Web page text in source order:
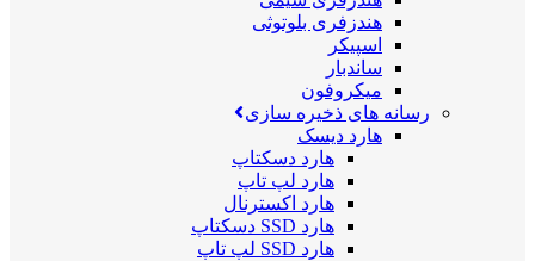
هندزفری بلوتوثی
اسپیکر
ساندبار
میکروفون
رسانه های ذخیره سازی
هارد دیسک
هارد دسکتاپ
هارد لپ تاپ
هارد اکسترنال
هارد SSD دسکتاپ
هارد SSD لپ تاپ